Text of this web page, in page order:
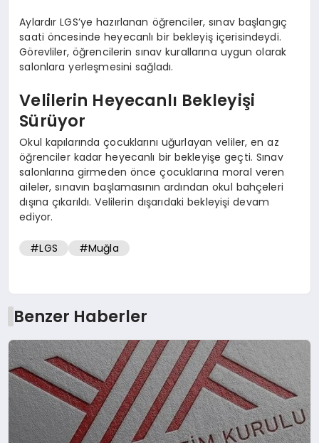
Aylardır LGS’ye hazırlanan öğrenciler, sınav başlangıç
saati öncesinde heyecanlı bir bekleyiş içerisindeydi.
Görevliler, öğrencilerin sınav kurallarına uygun olarak
salonlara yerleşmesini sağladı.
Velilerin Heyecanlı Bekleyişi
Sürüyor
Okul kapılarında çocuklarını uğurlayan veliler, en az
öğrenciler kadar heyecanlı bir bekleyişe geçti. Sınav
salonlarına girmeden önce çocuklarına moral veren
aileler, sınavın başlamasının ardından okul bahçeleri
dışına çıkarıldı. Velilerin dışarıdaki bekleyişi devam
ediyor.
#LGS #Muğla
Benzer Haberler